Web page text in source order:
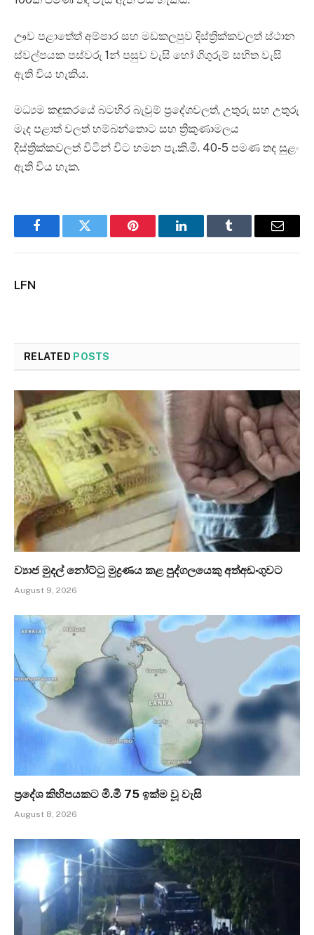
ඌව පළාතේත් අම්පාර සහ මඩකලපුව දිස්ත්‍රික්කවලත් ස්ථාන
ස්වල්පයක පස්වරු 1න් පසුව වැසි හෝ ගිගුරුම් සහිත වැසි
ඇති විය හැකිය.
මධ්‍යම කඳුකරයේ බටහිර බැවුම් ප්‍රදේශවලත්, උතුරු සහ උතුරු
මැද පළාත් වලත් හම්බන්තොට සහ ත්‍රිකුණාමලය
දිස්ත්‍රික්කවලත් විටින් විට හමන පැ.කි.මී. 40-5 පමණ තද සුළං
ඇති විය හැක.
FacebookTwitter Pinterest LinkedInTumblr Email
LFN
RELATED POSTS
ව්‍යාජ මුදල් නෝට්ටු මුද්‍රණය කළ පුද්ගලයෙකු අත්අඩංගුවට
August 9, 2026
ප්‍රදේශ කිහිපයකට මි.මී 75 ඉක්ම වූ වැසි
August 8, 2026